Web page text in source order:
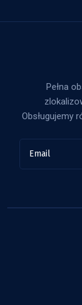
Pełna
Obsługujemy